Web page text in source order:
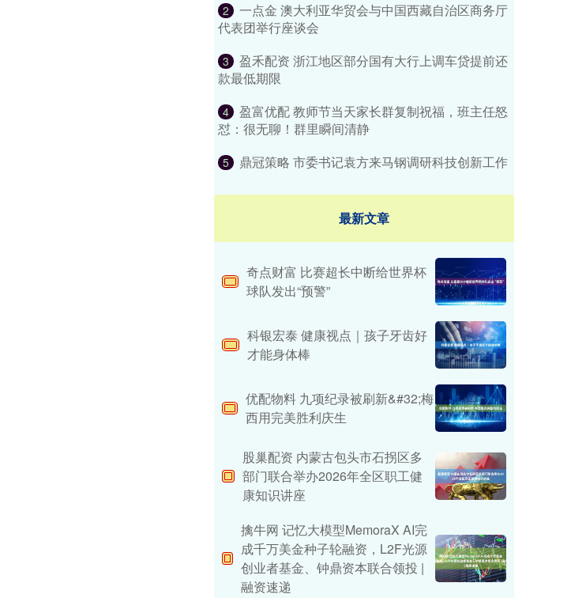
2
一点金 澳大利亚华贸会与中国西藏自治区商务厅
代表团举行座谈会
3
盈禾配资 浙江地区部分国有大行上调车贷提前还
款最低期限
4
盈富优配 教师节当天家长群复制祝福，班主任怒
怼：很无聊！群里瞬间清静
5 鼎冠策略 市委书记袁方来马钢调研科技创新工作
最新文章
奇点财富 比赛超长中断给世界杯
球队发出“预警”
科银宏泰 健康视点｜孩子牙齿好
才能身体棒
优配物料 九项纪录被刷新&#32;梅
西用完美胜利庆生
股巢配资 内蒙古包头市石拐区多
部门联合举办2026年全区职工健
康知识讲座
擒牛网 记忆大模型MemoraX AI完
成千万美金种子轮融资，L2F光源
创业者基金、钟鼎资本联合领投 |
融资速递